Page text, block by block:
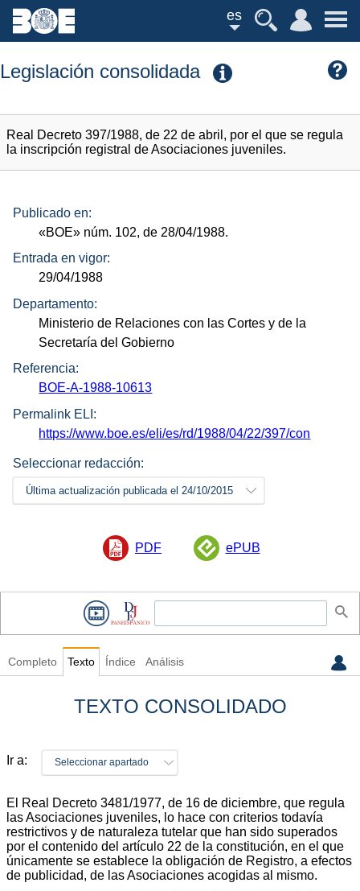
es
Legislación consolidada
Real Decreto 397/1988, de 22 de abril, por el que se regula
la inscripción registral de Asociaciones juveniles.
Publicado en:
«BOE» núm. 102, de 28/04/1988.
Entrada en vigor:
29/04/1988
Departamento:
Ministerio de Relaciones con las Cortes y de la
Secretaría del Gobierno
Referencia:
BOE-A-1988-10613
Permalink ELI:
https://www.boe.es/eli/es/rd/1988/04/22/397/con
Seleccionar redacción:
Última actualización publicada el 24/10/2015
PDF ePUB
Completo Texto Índice Análisis
TEXTO CONSOLIDADO
Ir a: Seleccionar apartado
El Real Decreto 3481/1977, de 16 de diciembre, que regula
las Asociaciones juveniles, lo hace con criterios todavía
restrictivos y de naturaleza tutelar que han sido superados
por el contenido del artículo 22 de la constitución, en el que
únicamente se establece la obligación de Registro, a efectos
de publicidad, de las Asociaciones acogidas al mismo.